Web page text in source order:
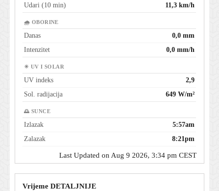
Udari (10 min)
11,3 km/h
🌧 OBORINE
Danas
0,0 mm
Intenzitet
0,0 mm/h
☀ UV I SOLAR
UV indeks
2,9
Sol. radijacija
649 W/m²
🌅 SUNCE
Izlazak
5:57am
Zalazak
8:21pm
Last Updated on Aug 9 2026, 3:34 pm CEST
Vrijeme DETALJNIJE